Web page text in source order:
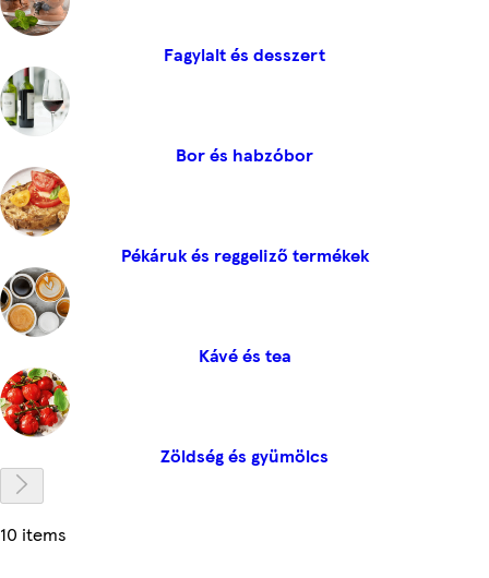
Fagylalt és desszert
Bor és habzóbor
Pékáruk és reggeliző termékek
Kávé és tea
Zöldség és gyümölcs
10 items